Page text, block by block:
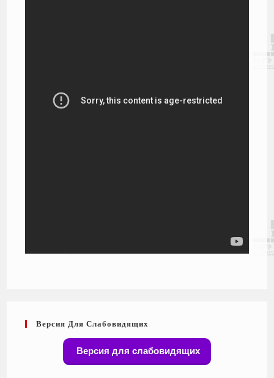
Версия Для Слабовидящих
Версия для слабовидящих